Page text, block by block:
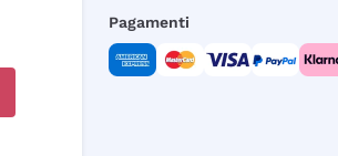
Pagamenti